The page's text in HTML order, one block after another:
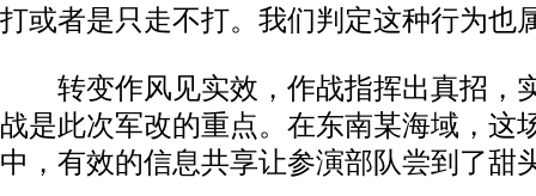
打或者是只走不打。我们判定这种行为也
转变作风见实效，作战指挥出真招，
战是此次军改的重点。在东南某海域，这
中，有效的信息共享让参演部队尝到了甜